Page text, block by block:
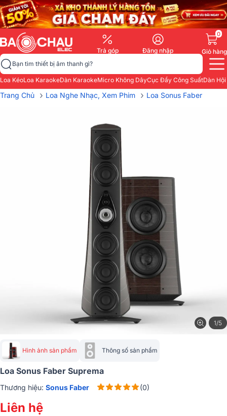
Trả góp Đăng nhập
0
Giỏ hàng
Bạn tìm thiết bị âm thanh gì?
Loa KéoLoa KaraokeDàn KaraokeMicro Không DâyCục Đẩy Công SuấtDàn
Trang Chủ › Loa Nghe Nhạc, Xem Phim › Loa Sonus Faber
1/5
Hình ảnh sản phẩm Thông số sản phẩm
Loa Sonus Faber Suprema
Thương hiệu: Sonus Faber (0)
Liên hệ